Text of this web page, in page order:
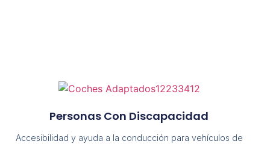
Personas Con Discapacidad
Accesibilidad y ayuda a la conducción para vehículos de